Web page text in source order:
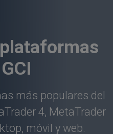
más populares del
4, MetaTrader
móvil y web.